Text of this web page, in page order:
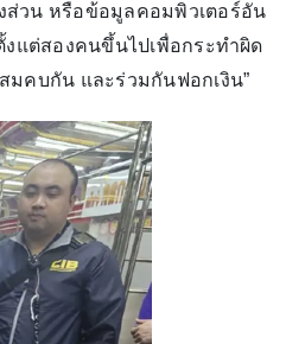
ส่วน หรือข้อมูลคอมพิวเตอร์อัน
แต่สองคนขึ้นไปเพื่อกระทำผิด
มคบกัน และร่วมกันฟอกเงิน”